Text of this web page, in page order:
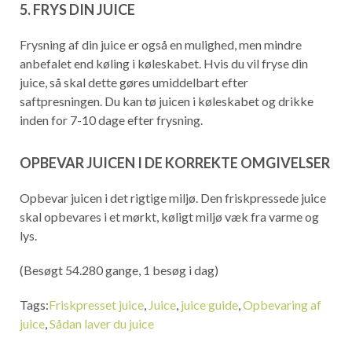
5. FRYS DIN JUICE
Frysning af din juice er også en mulighed, men mindre
anbefalet end køling i køleskabet. Hvis du vil fryse din
juice, så skal dette gøres umiddelbart efter
saftpresningen. Du kan tø juicen i køleskabet og drikke
inden for 7-10 dage efter frysning.
OPBEVAR JUICEN I DE KORREKTE OMGIVELSER
Opbevar juicen i det rigtige miljø. Den friskpressede juice
skal opbevares i et mørkt, køligt miljø væk fra varme og
lys.
(Besøgt 54.280 gange, 1 besøg i dag)
Tags:Friskpresset juice, Juice, juice guide,Opbevaring af
juice,Sådan laver du juice